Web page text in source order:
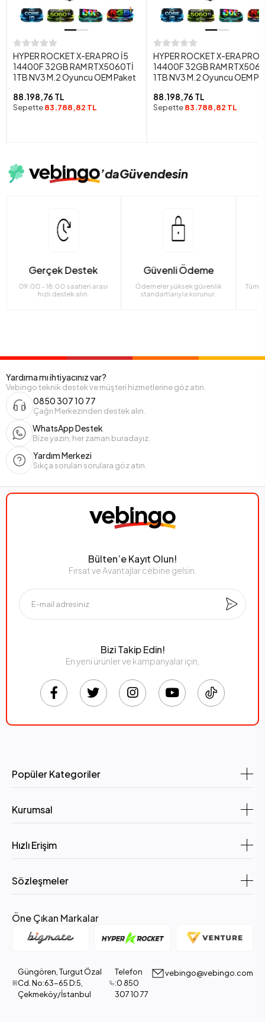
HYPER ROCKET X-ERA PRO İ5
14400F 32GB RAM RTX5060Tİ
1TB NV3 M.2 Oyuncu OEM Paket
88.198,76 TL
Sepette83.788,82 TL
HYPER ROCKET X-ERA PRO
14400F 32GB RAM
1TB NV3 M.2 Oyuncu OEM
88.198,76 TL
Sepette83.788,82 TL
’daGüvendesin
Gerçek Destek
09:00 - 18:00 saatleri arası
hızlı destek alın.
Güvenli Ödeme
Ödemeler yüksek güvenlik
standartlarıyla korunur.
Tüm
Yardıma mı ihtiyacınız var?
Vebingo teknik destek ve müşteri hizmetlerine göz atın.
0850 307 10 77
Çağrı Merkezinden destek alın.
WhatsApp Destek
Bize yazın, her zaman buradayız.
Yardım Merkezi
Sıkça sorulan sorulara göz atın.
Bülten’e Kayıt Olun!
Fırsat ve Avantajlar cebine gelsin.
Bizi Takip Edin!
En yeni ürünler ve kampanyalar için,
Popüler Kategoriler
Kurumsal
Hızlı Erişim
Sözleşmeler
Öne Çıkan Markalar
Güngören, Turgut Özal
Cd. No:63-65 D:5,
Çekmeköy/İstanbul
Telefon
:0 850
307 10 77
vebingo@vebingo.com